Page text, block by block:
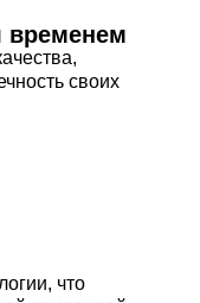
временем
своих
что